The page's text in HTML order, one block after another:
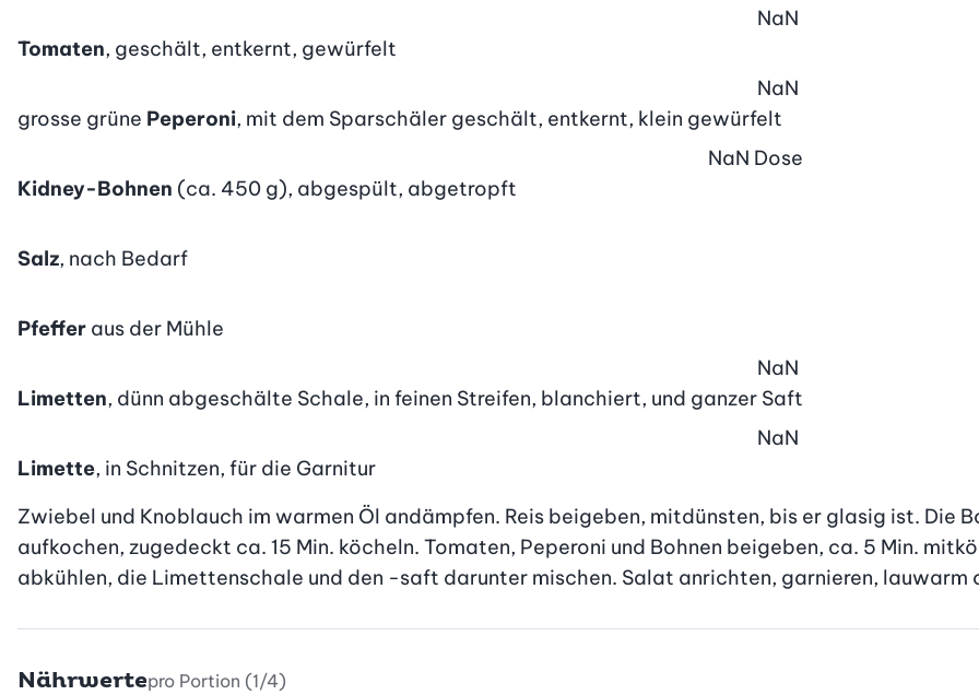
Tomaten, geschält, entkernt, gewürfelt
NaN
grosse grüne Peperoni, mit dem Sparschäler geschält, entkernt, klein gewürfelt
NaN
Kidney-Bohnen (ca. 450 g), abgespült, abgetropft
NaN Dose
Salz, nach Bedarf
Pfeffer aus der Mühle
Limetten, dünn abgeschälte Schale, in feinen Streifen, blanchiert, und ganzer Saft
NaN
Limette, in Schnitzen, für die Garnitur
NaN
Zwiebel und Knoblauch im warmen Öl andämpfen. Reis beigeben, mitdünsten, bis er glasig ist. Die
aufkochen, zugedeckt ca. 15 Min. köcheln. Tomaten, Peperoni und Bohnen beigeben, ca. 5 Min.
abkühlen, die Limettenschale und den -saft darunter mischen. Salat anrichten, garnieren, lauwarm
Nährwertepro Portion (1/4)